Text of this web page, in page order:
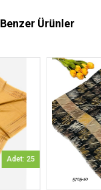
Benzer Ürünler
Adet: 25